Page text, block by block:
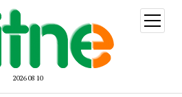
2026 08 10
open
menu